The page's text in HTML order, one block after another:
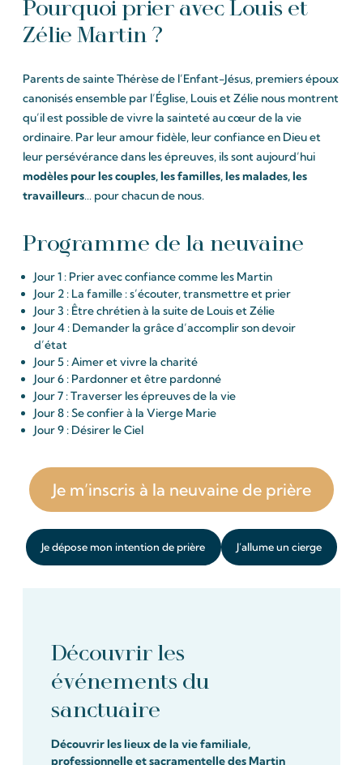
Pourquoi prier avec Louis et
Zélie Martin ?
Parents de sainte Thérèse de l’Enfant-Jésus, premiers époux
canonisés ensemble par l’Église, Louis et Zélie nous montrent
qu’il est possible de vivre la sainteté au cœur de la vie
ordinaire. Par leur amour fidèle, leur confiance en Dieu et
leur persévérance dans les épreuves, ils sont aujourd’hui
modèles pour les couples, les familles, les malades, les
travailleurs… pour chacun de nous.
Programme de la neuvaine
Jour 1 : Prier avec confiance comme les Martin
Jour 2 : La famille : s’écouter, transmettre et prier
Jour 3 : Être chrétien à la suite de Louis et Zélie
Jour 4 : Demander la grâce d’accomplir son devoir
d’état
Jour 5 : Aimer et vivre la charité
Jour 6 : Pardonner et être pardonné
Jour 7 : Traverser les épreuves de la vie
Jour 8 : Se confier à la Vierge Marie
Jour 9 : Désirer le Ciel
Je m’inscris à la neuvaine de prière
Je dépose mon intention de prière J’allume un cierge
Découvrir les
événements du
sanctuaire
Découvrir les lieux de la vie familiale,
professionnelle et sacramentelle des Martin